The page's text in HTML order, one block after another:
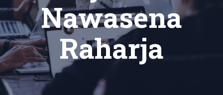
Nawasena
Raharja